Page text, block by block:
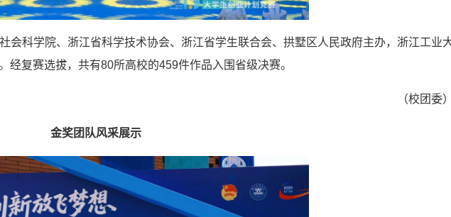
会科学院、浙江省科学技术协会、浙江省学生联合会、拱墅区人民政府主办，浙江工业
复赛选拔，共有80所高校的459件作品入围省级决赛。
（校团委
金奖团队风采展示